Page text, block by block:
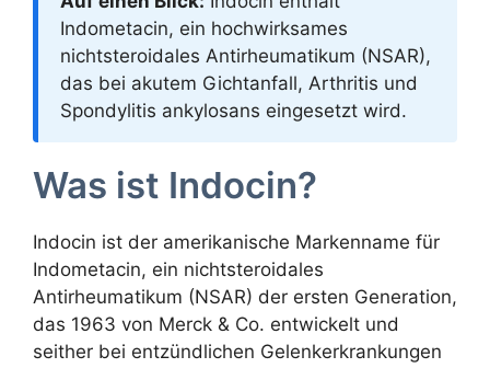
Indometacin, ein hochwirksames
nichtsteroidales Antirheumatikum (NSAR),
das bei akutem Gichtanfall, Arthritis und
Spondylitis ankylosans eingesetzt wird.
Was ist Indocin?
Indocin ist der amerikanische Markenname für
Indometacin, ein nichtsteroidales
Antirheumatikum (NSAR) der ersten Generation,
das 1963 von Merck & Co. entwickelt und
seither bei entzündlichen Gelenkerkrankungen